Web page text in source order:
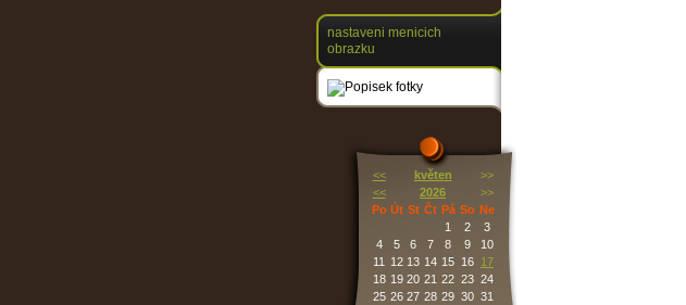
nastaveni menicich
obrazku
<< květen
>>
<<
2026
>>
Po Út St Čt Pá So Ne
1
2
3
4
5 6 7 8 9
10
11
12 13 14 15 16
17
18 19 20 21 22 23 24
25 26 27 28 29 30 31